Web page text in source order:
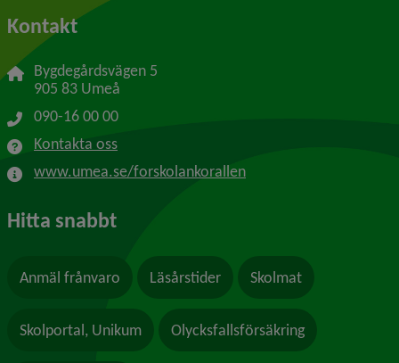
Kontakt
Bygdegårdsvägen 5
905 83 Umeå
090-16 00 00
Kontakta oss
www.umea.se/forskolankorallen
Hitta snabbt
Anmäl frånvaro Läsårstider Skolmat
Skolportal, Unikum Olycksfallsförsäkring